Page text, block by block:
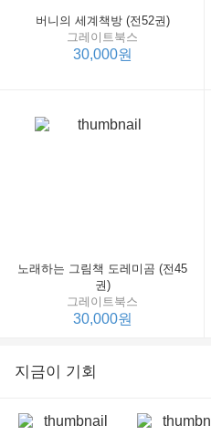
버니의 세계책방 (전52권)
그레이트북스
30,000원
노래하는 그림책 도레미곰 (전45
권)
그레이트북스
30,000원
지금이 기회